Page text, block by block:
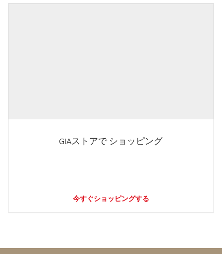
GIAストアで ショッピング
今すぐショッピングする